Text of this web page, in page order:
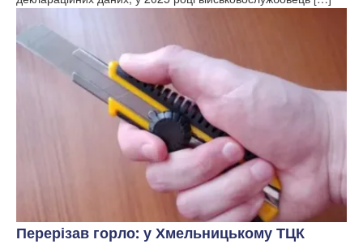
Перерізав горло: у Хмельницькому ТЦК